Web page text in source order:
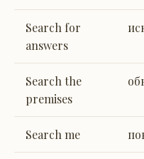
Search for
answers
Search the
premises
Search me